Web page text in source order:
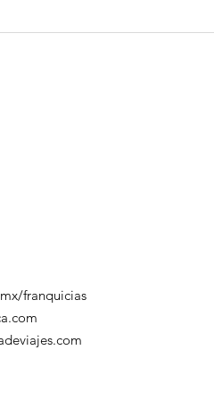
franquicias